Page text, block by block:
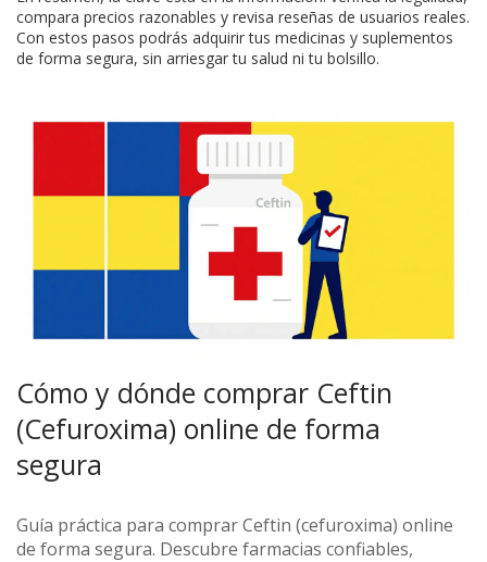
compara precios razonables y revisa reseñas de usuarios reales.
Con estos pasos podrás adquirir tus medicinas y suplementos
de forma segura, sin arriesgar tu salud ni tu bolsillo.
Cómo y dónde comprar Ceftin
(Cefuroxima) online de forma
segura
Guía práctica para comprar Ceftin (cefuroxima) online
de forma segura. Descubre farmacias confiables,